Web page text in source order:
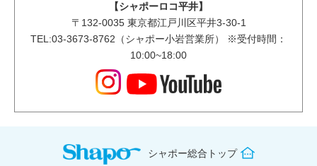
【シャポーロコ平井】
〒 132-0035東京都江戸川区平井3-30-1
TEL:03-3673-8762（シャポー小岩営業所） ※受付時間：
10:00~18:00
シャポー総合トップ